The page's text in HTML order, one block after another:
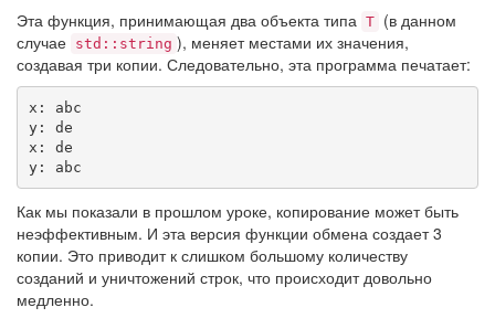
Эта функция, принимающая два объекта типа T (в данном
случае std::string ), меняет местами их значения,
создавая три копии. Следовательно, эта программа печатает:
x: abc
y: de
x: de
y: abc
Как мы показали в прошлом уроке, копирование может быть
неэффективным. И эта версия функции обмена создает 3
копии. Это приводит к слишком большому количеству
созданий и уничтожений строк, что происходит довольно
медленно.